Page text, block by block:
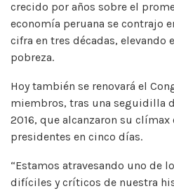
crecido por años sobre el
economía peruana se contrajo
cifra en tres décadas, elevando
pobreza.
Hoy también se renovará el
miembros, tras una seguidilla
2016, que alcanzaron su
presidentes en cinco días.
“Estamos atravesando uno de
difíciles y críticos de nuestra